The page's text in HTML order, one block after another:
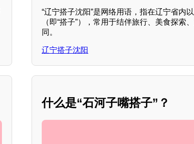
“辽宁搭子沈阳”是网络用语，指在辽宁省内
（即“搭子”），常用于结伴旅行、美食探索
同。
辽宁搭子沈阳
什么是“石河子嘴搭子”？